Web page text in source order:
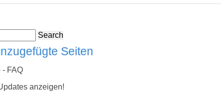
Search
Seiten
- FAQ
anzeigen!